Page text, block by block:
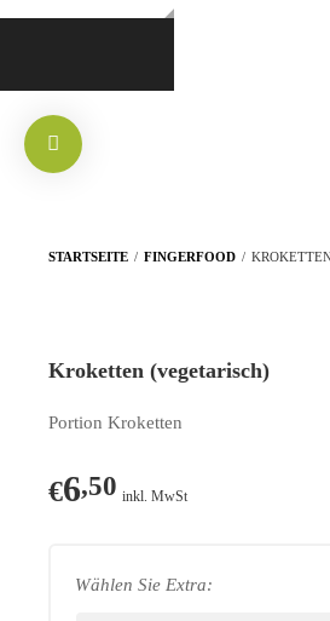
STARTSEITE / FINGERFOOD /
Kroketten (vegetarisch)
Portion Kroketten
€6,50 inkl. MwSt
Wählen Sie Extra: